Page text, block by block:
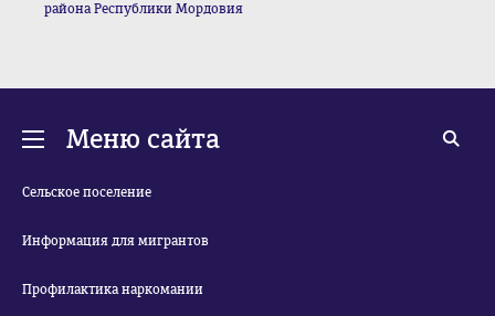
района Республики Мордовия
Меню сайта
Сельское поселение
Информация для мигрантов
Профилактика наркомании